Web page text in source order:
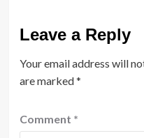
Leave a Reply
Your email address will
are marked*
Comment *